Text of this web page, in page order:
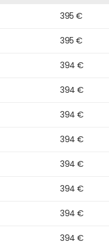
395 €
395 €
394 €
394 €
394 €
394 €
394 €
394 €
394 €
394 €